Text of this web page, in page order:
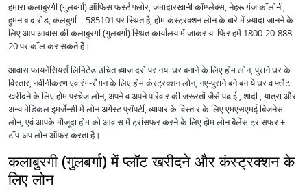
हमारा कलाबुरगी (गुलबर्गा) ऑफिस फर्स्ट फ्लोर, जमादारखानी कॉम्प्लेक्स, नेहरू गंज कॉलोनी,
हुमनाबाद रोड, कलबुर्गी – 585101 पर स्थित है, होम कंस्ट्रक्शन लोन के बारे में ज़्यादा जानने के
लिए आप आवास की कलाबुरगी (गुलबर्गा) स्थित कार्यालय में जाकर या फिर हमें 1800-20-888-
20 पर कॉल कर सकते हैं।
आवास फायनेंसियर्स लिमिटेड उचित ब्याज दरों पर नया घर बनाने के लिए होम लोन, पुराने घर के
विस्तार, नवीनीकरण एवं रंग-रौग़न के लिए होम कंस्ट्रक्शन लोन, नए-पुराने बने बनाये घर व फ्लैट
खरीदने के लिए होम परचेज लोन, अपने व अपने परिवार की जरूरतों जैसे पढाई , शादी , यात्रा और
अन्य मेडिकल इमर्जेन्सी में लोन अगेंस्ट प्रॉपर्टी, व्यापार के विस्तार के लिए एमएसएमई बिजनेस
लोन, एवं आपके मौजूदा होम को आवास में ट्रांसफर करने के लिए होम लोन बैलेंस ट्रांसफर +
टॉप-अप लोन ऑफर करता है।
कलाबुरगी (गुलबर्गा) में प्लॉट खरीदने और कंस्ट्रक्शन के
लिए लोन